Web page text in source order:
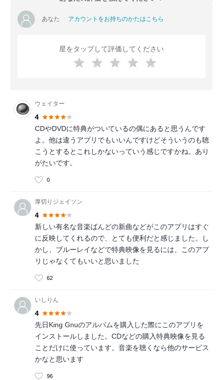
あなた アカウントをお持ちのかたはこちら
星をタップして評価してください
ウェイター
4
CDやDVDに特典がついているの偶にあると思うんです
よ。他は違うアプリでもいいんですけどそういうのも聴
こうとするとこれしかないっていう感じですかね。あり
がたいです。
0
厚切りジェイソン
4
新しい有名な音楽ばんどの新曲などがこのアプリはすぐ
に反映してくれるので、とても便利だと感じました。し
かし、ブルーレイなどで特典映像を見るには、このアプ
リじゃなくてもいいと思いました
62
いしりん
4
先日King Gnuのアルバムを購入した際にこのアプリを
インストールしました。CDなどの購入特典映像を見る
ことだけに使っています。音楽を聴くなら他のサービス
かなと思います
96